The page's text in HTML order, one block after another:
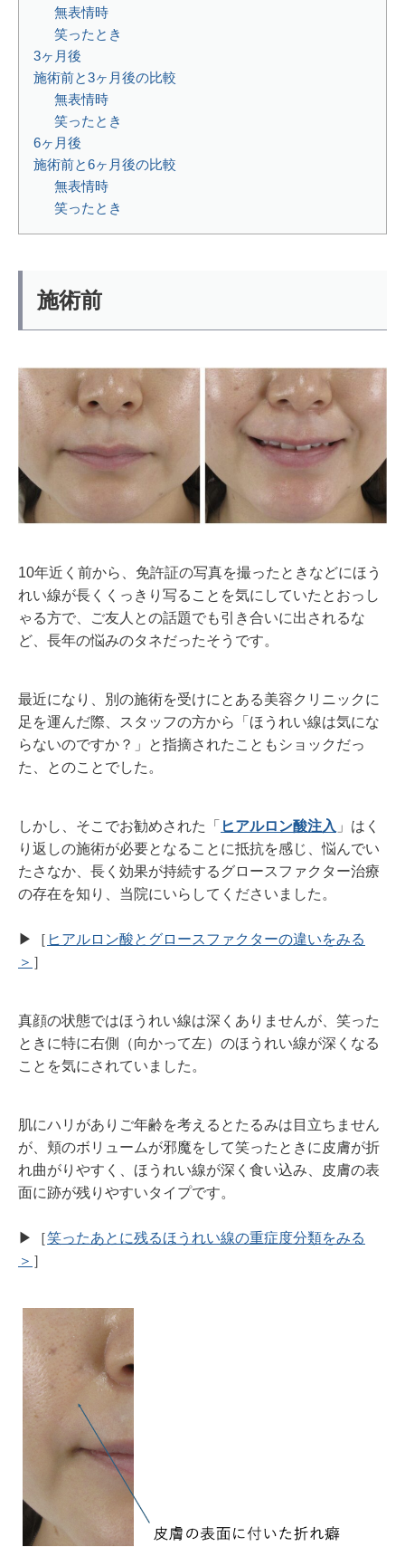
無表情時
笑ったとき
3ヶ月後
施術前と3ヶ月後の比較
無表情時
笑ったとき
6ヶ月後
施術前と6ヶ月後の比較
無表情時
笑ったとき
施術前
10年近く前から、免許証の写真を撮ったときなどにほう
れい線が長くくっきり写ることを気にしていたとおっし
ゃる方で、ご友人との話題でも引き合いに出されるな
ど、長年の悩みのタネだったそうです。
最近になり、別の施術を受けにとある美容クリニックに
足を運んだ際、スタッフの方から「ほうれい線は気にな
らないのですか？」と指摘されたこともショックだっ
た、とのことでした。
しかし、そこでお勧めされた「 ヒアルロン酸注入 」はく
り返しの施術が必要となることに抵抗を感じ、悩んでい
たさなか、長く効果が持続するグロースファクター治療
の存在を知り、当院にいらしてくださいました。
▶︎［ ヒアルロン酸とグロースファクターの違いをみる
＞ ］
真顔の状態ではほうれい線は深くありませんが、笑った
ときに特に右側（向かって左）のほうれい線が深くなる
ことを気にされていました。
肌にハリがありご年齢を考えるとたるみは目立ちません
が、頬のボリュームが邪魔をして笑ったときに皮膚が折
れ曲がりやすく、ほうれい線が深く食い込み、皮膚の表
面に跡が残りやすいタイプです。
▶︎［笑ったあとに残るほうれい線の重症度分類をみる
＞ ］